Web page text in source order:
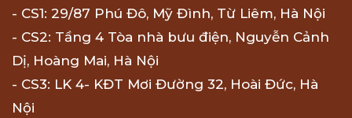
- CS1: 29/87 Phú Đô, Mỹ Đình, Từ Liêm, Hà Nội
- CS2: Tầng 4 Tòa nhà bưu điện, Nguyễn Cảnh
Dị, Hoàng Mai, Hà Nội
- CS3: LK 4- KĐT Mơi Đường 32, Hoài Đức, Hà
Nội